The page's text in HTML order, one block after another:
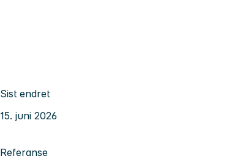
Sist endret
15. juni 2026
Referanse